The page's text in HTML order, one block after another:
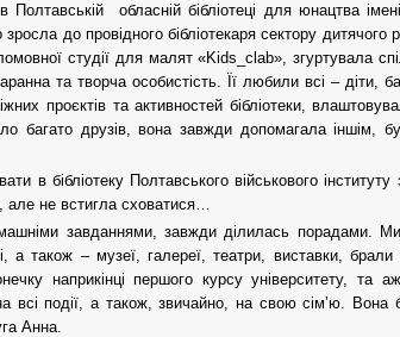
обласній бібліотеці для юнацтва
до провідного бібліотекаря сектору дитячого
студії для малят «Kids_clab», згуртувала
та творча особистість. Її любили всі – діти,
проєктів та активностей бібліотеки,
багато друзів, вона завжди допомагала іншім,
в бібліотеку Полтавського військового інституту
але не встигла сховатися…
завданнями, завжди ділилась порадами. Ми
а також – музеї, галереї, театри, виставки,
наприкінці першого курсу університету, та
всі події, а також, звичайно, на свою сімʼю. Вона
Анна.